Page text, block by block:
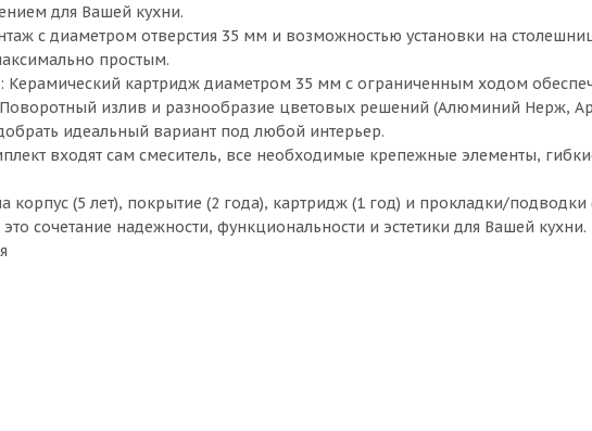
для Вашей кухни.
с диаметром отверстия 35 мм и возможностью установки на
простым.
картридж диаметром 35 мм с ограниченным ходом
излив и разнообразие цветовых решений (Алюминий Нерж,
идеальный вариант под любой интерьер.
входят сам смеситель, все необходимые крепежные элементы,
корпус (5 лет), покрытие (2 года), картридж (1 год) и прокладки/подводки
сочетание надежности, функциональности и эстетики для Вашей кухни.